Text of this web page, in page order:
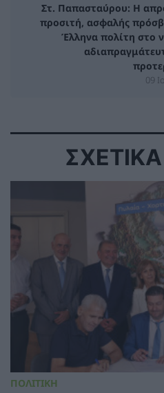
Στ. Παπασταύρου: Η
προσιτή, ασφαλής
Έλληνα πολίτη στο
09
ΠΟΛΙΤΙΚΗ